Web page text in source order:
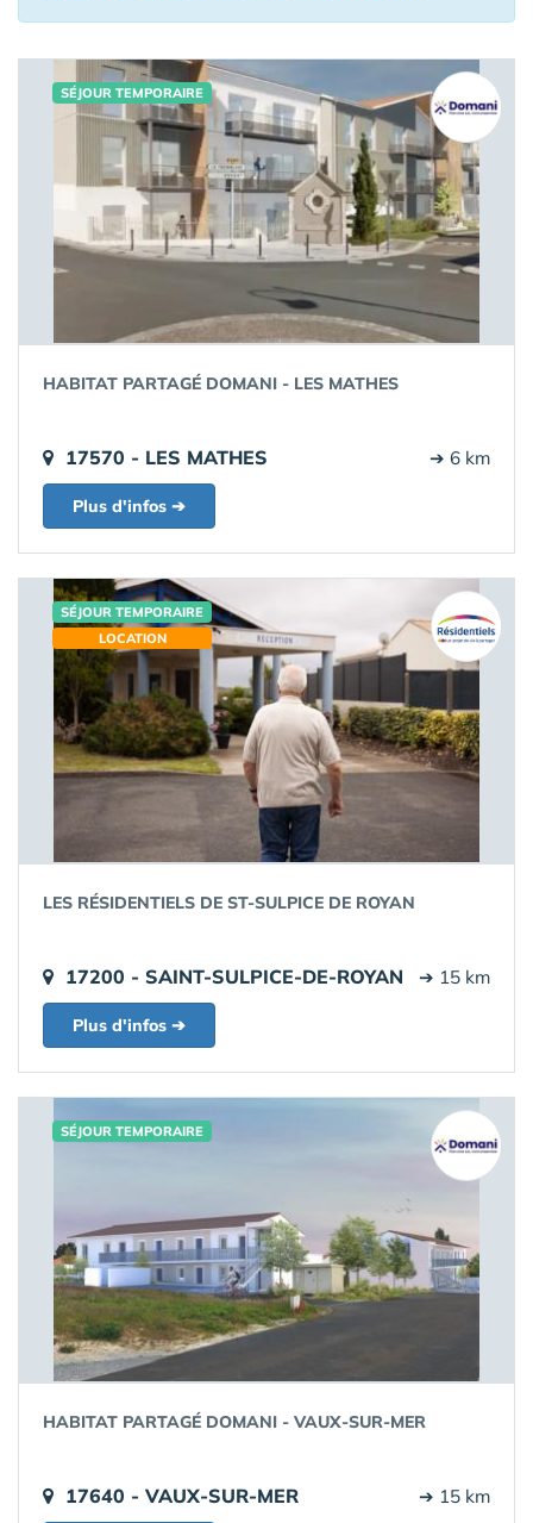
SÉJOUR TEMPORAIRE
HABITAT PARTAGÉ DOMANI - LES MATHES
17570 - LES MATHES ➔ 6 km
Plus d'infos ➔
SÉJOUR TEMPORAIRE
LOCATION
LES RÉSIDENTIELS DE ST-SULPICE DE ROYAN
17200 - SAINT-SULPICE-DE-ROYAN ➔ 15 km
Plus d'infos ➔
SÉJOUR TEMPORAIRE
HABITAT PARTAGÉ DOMANI - VAUX-SUR-MER
17640 - VAUX-SUR-MER ➔ 15 km